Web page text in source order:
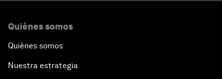
Quiénes somos
Quiénes somos
Nuestra estrategia